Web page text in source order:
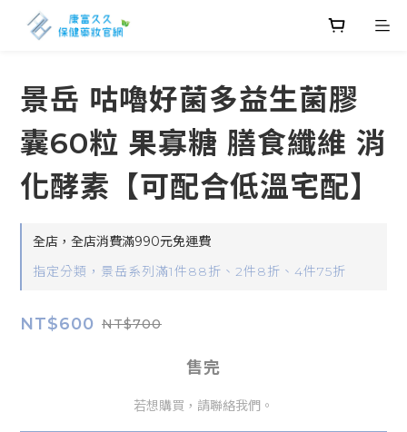
景岳 咕嚕好菌多益生菌膠
囊60粒 果寡糖 膳食纖維 消
化酵素【可配合低溫宅配】
全店，全店消費滿990元免運費
指定分類，景岳系列滿1件88折、2件8折、4件75折
NT$600 NT$700
售完
若想購買，請聯絡我們。